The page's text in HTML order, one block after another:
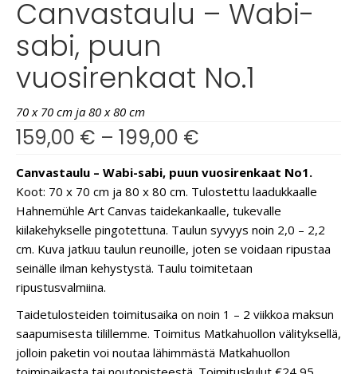
Canvastaulu – Wabi-
sabi, puun
vuosirenkaat No.1
70 x 70 cm ja 80 x 80 cm
159,00 € – 199,00 €
Canvastaulu – Wabi-sabi, puun vuosirenkaat No1.
Koot: 70 x 70 cm ja 80 x 80 cm. Tulostettu laadukkaalle
Hahnemühle Art Canvas taidekankaalle, tukevalle
kiilakehykselle pingotettuna. Taulun syvyys noin 2,0 – 2,2
cm. Kuva jatkuu taulun reunoille, joten se voidaan ripustaa
seinälle ilman kehystystä. Taulu toimitetaan
ripustusvalmiina.
Taidetulosteiden toimitusaika on noin 1 – 2 viikkoa maksun
saapumisesta tilillemme. Toimitus Matkahuollon välityksellä,
jolloin paketin voi noutaa lähimmästä Matkahuollon